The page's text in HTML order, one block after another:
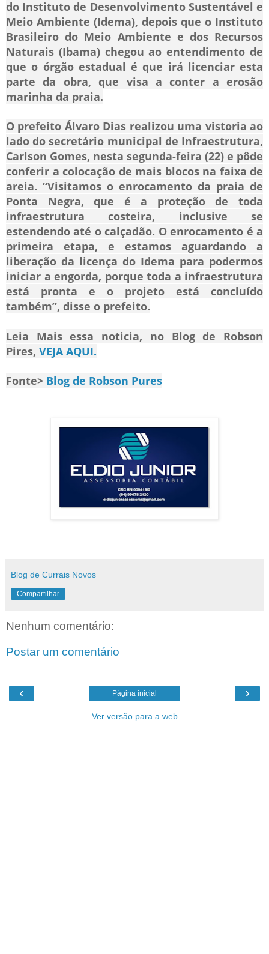
do Instituto de Desenvolvimento Sustentável e
Meio Ambiente (Idema), depois que o Instituto
Brasileiro do Meio Ambiente e dos Recursos
Naturais (Ibama) chegou ao entendimento de
que o órgão estadual é que irá licenciar esta
parte da obra, que visa a conter a erosão
marinha da praia.
O prefeito Álvaro Dias realizou uma vistoria ao
lado do secretário municipal de Infraestrutura,
Carlson Gomes, nesta segunda-feira (22) e pôde
conferir a colocação de mais blocos na faixa de
areia. “Visitamos o enrocamento da praia de
Ponta Negra, que é a proteção de toda
infraestrutura costeira, inclusive se
estendendo até o calçadão. O enrocamento é a
primeira etapa, e estamos aguardando a
liberação da licença do Idema para podermos
iniciar a engorda, porque toda a infraestrutura
está pronta e o projeto está concluído
também”, disse o prefeito.
Leia Mais essa noticia, no Blog de Robson
Pires, VEJA AQUI.
Fonte> Blog de Robson Pures
Blog de Currais Novos
Compartilhar
Nenhum comentário:
Postar um comentário
‹ ›
Página inicial
Ver versão para a web